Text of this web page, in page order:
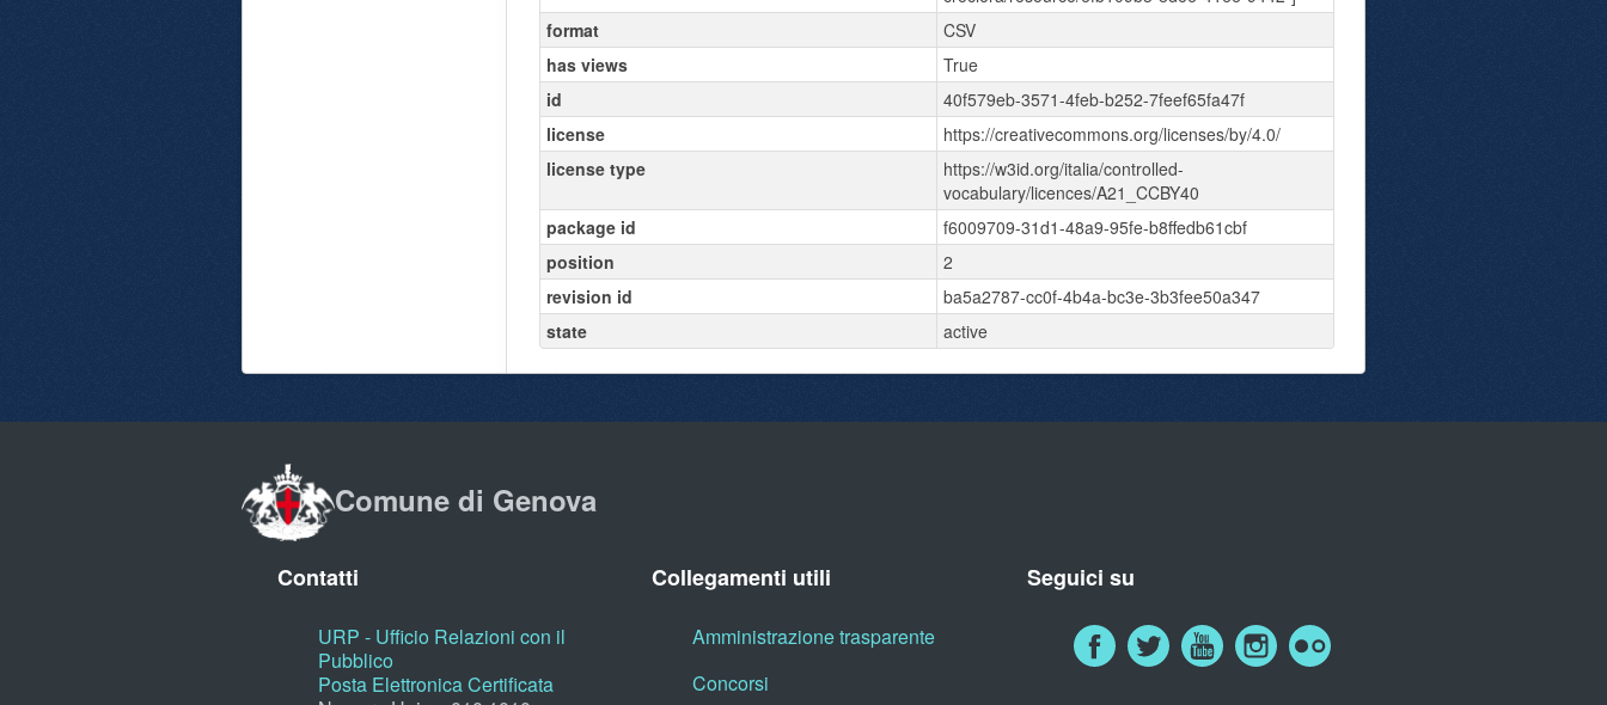
format
CSV
has views
True
id
40f579eb-3571-4feb-b252-7feef65fa47f
license
https://creativecommons.org/licenses/by/4.0/
license type
https://w3id.org/italia/controlled-
vocabulary/licences/A21_CCBY40
package id
f6009709-31d1-48a9-95fe-b8ffedb61cbf
position
2
revision id
ba5a2787-cc0f-4b4a-bc3e-3b3fee50a347
state
active
Comune di Genova
Contatti
URP - Ufficio Relazioni con il
Pubblico
Posta Elettronica Certificata
Collegamenti utili
Amministrazione trasparente
Concorsi
Seguici su